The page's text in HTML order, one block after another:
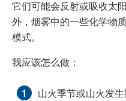
它们可能会反射或吸收太
外，烟雾中的一些化学物
模式。
我应该怎么做：
山火季节或山火发